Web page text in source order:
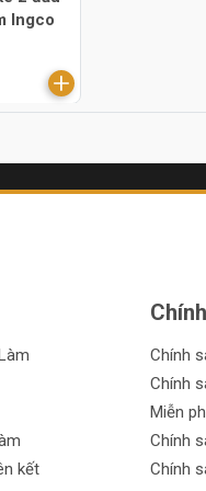
Ingco
kết
Chính
Chính
Miễn
Chính
Chính